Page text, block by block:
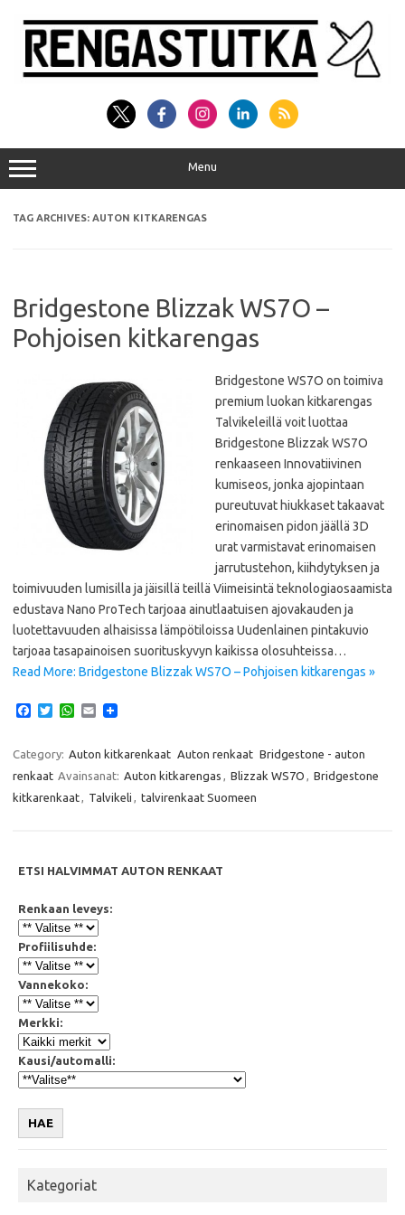
content
Menu
TAG ARCHIVES: AUTON KITKARENGAS
Bridgestone Blizzak WS7O –
Pohjoisen kitkarengas
Bridgestone WS7O on toimiva
premium luokan kitkarengas
Talvikeleillä voit luottaa
Bridgestone Blizzak WS7O
renkaaseen Innovatiivinen
kumiseos, jonka ajopintaan
pureutuvat hiukkaset takaavat
erinomaisen pidon jäällä 3D
urat varmistavat erinomaisen
jarrutustehon, kiihdytyksen ja
toimivuuden lumisilla ja jäisillä teillä Viimeisintä teknologiaosaamista
edustava Nano ProTech tarjoaa ainutlaatuisen ajovakauden ja
luotettavuuden alhaisissa lämpötiloissa Uudenlainen pintakuvio
tarjoaa tasapainoisen suorituskyvyn kaikissa olosuhteissa…
Read More: Bridgestone Blizzak WS7O – Pohjoisen kitkarengas »
e
b
o
o
T
t
e
r
W
t
s
A
p
E
i
Category: Auton kitkarenkaat Auton renkaat Bridgestone - auton
renkaat Avainsanat: Auton kitkarengas Blizzak WS7O
Bridgestone
kitkarenkaat
Talvikeli talvirenkaat Suomeen
ETSI HALVIMMAT AUTON RENKAAT
Renkaan leveys:
Profiilisuhde:
Vannekoko:
Merkki:
Kausi/automalli:
HAE
Kategoriat